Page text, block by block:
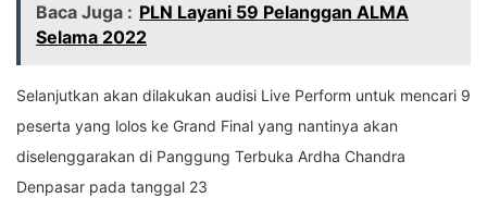
Baca Juga : PLN Layani 59 Pelanggan ALMA
Selama 2022
Selanjutkan akan dilakukan audisi Live Perform untuk mencari 9
peserta yang lolos ke Grand Final yang nantinya akan
diselenggarakan di Panggung Terbuka Ardha Chandra
Denpasar pada tanggal 23